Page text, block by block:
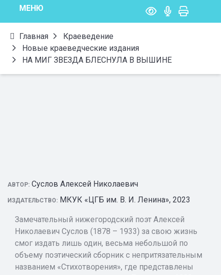
МЕНЮ
Главная
Краеведение
Новые краеведческие издания
НА МИГ ЗВЕЗДА БЛЕСНУЛА В ВЫШИНЕ
АВТОР: Суслов Алексей Николаевич
ИЗДАТЕЛЬСТВО: МКУК «ЦГБ им. В. И. Ленина», 2023
Замечательный нижегородский поэт Алексей
Николаевич Суслов (1878 – 1933) за свою жизнь
смог издать лишь один, весьма небольшой по
объему поэтический сборник с непритязательным
названием «Стихотворения», где представлены